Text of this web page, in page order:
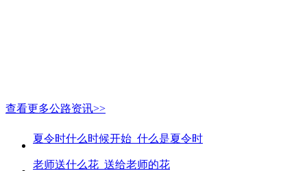
查看更多公路资讯>>
夏令时什么时候开始_什么是夏令时
老师送什么花_送给老师的花